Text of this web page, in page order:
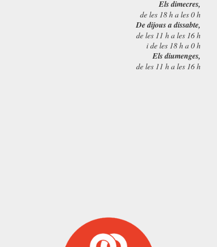
Els dimecres,
de les 18 h a les 0 h
De dijous a dissabte,
de les 11 h a les 16 h
i de les 18 h a 0 h
Els diumenges,
de les 11 h a les 16 h